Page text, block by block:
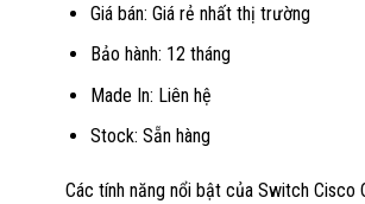
Giá bán: Giá rẻ nhất thị trường
Bảo hành: 12 tháng
Made In: Liên hệ
Stock: Sẵn hàng
Các tính năng nổi bật của Switch Cisco